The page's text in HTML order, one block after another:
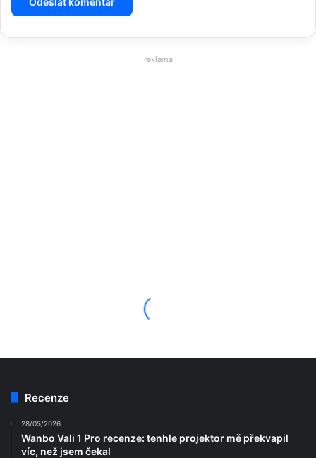
Recenze
28/05/2026
Wanbo Vali 1 Pro recenze: tenhle projektor mě překvapil
víc, než jsem čekal